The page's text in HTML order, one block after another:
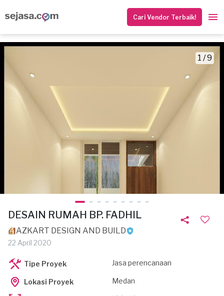
Cari Vendor Terbaik!
1 / 9
DESAIN RUMAH BP. FADHIL
AZKART DESIGN AND BUILD
22 April 2020
Tipe Proyek Jasa perencanaan
Lokasi Proyek Medan